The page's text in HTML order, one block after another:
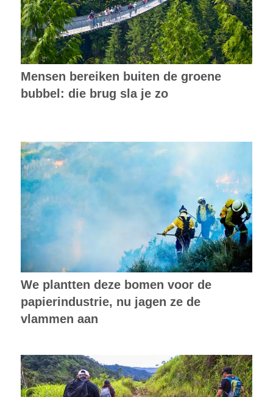
Mensen bereiken buiten de groene
bubbel: die brug sla je zo
We plantten deze bomen voor de
papierindustrie, nu jagen ze de
vlammen aan